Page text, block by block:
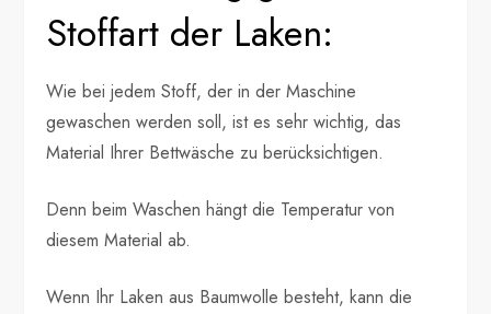
Stoffart der Laken:
Wie bei jedem Stoff, der in der Maschine
gewaschen werden soll, ist es sehr wichtig, das
Material Ihrer Bettwäsche zu berücksichtigen.
Denn beim Waschen hängt die Temperatur von
diesem Material ab.
Wenn Ihr Laken aus Baumwolle besteht, kann die